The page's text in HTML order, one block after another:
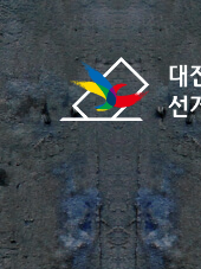
바로가기 메뉴